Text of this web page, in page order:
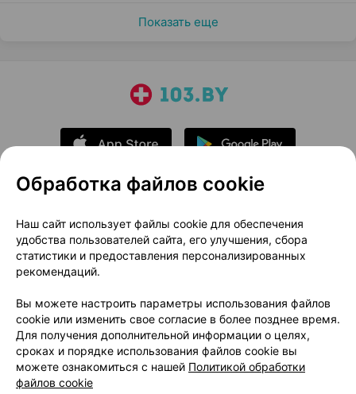
Показать еще
О проекте
Новости проекта
Размещение рекламы
Медицинский маркетинг
Публичный договор
Доставка
Способы оплаты
Вакансии
Партнеры
Написать руководителю 103.by
Написать в поддержку
Персональные настройки Cookie
Обработка файлов cookie
Наш сайт использует файлы cookie для обеспечения
удобства пользователей сайта, его улучшения, сбора
статистики и предоставления персонализированных
рекомендаций.
Вы можете настроить параметры использования файлов
cookie или изменить свое согласие в более позднее время.
Для получения дополнительной информации о целях,
сроках и порядке использования файлов cookie вы
можете ознакомиться с нашей Политикой обработки
файлов cookie